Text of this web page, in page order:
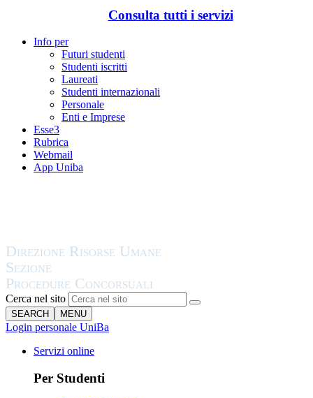
Consulta tutti i servizi
Info per
Futuri studenti
Studenti iscritti
Laureati
Studenti internazionali
Personale
Enti e Imprese
Esse3
Rubrica
Webmail
App Uniba
Cerca nel sito
SEARCH MENU
Login personale UniBa
Servizi online
Per Studenti